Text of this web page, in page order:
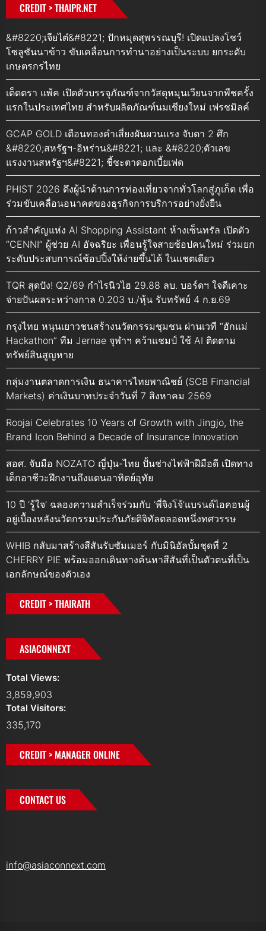
CREDIT > THAIPR.NET
&#8220;เจียไต๋&#8221; ปักหมุดสุพรรณบุรี! เปิดแปลงโชว์
โซลูชันนาข้าว ขับเคลื่อนการทำนาอย่างเป็นระบบ ยกระดับ
เกษตรกรไทย
เต็ดตรา แพ้ค เปิดตัวบรรจุภัณฑ์จากวัสดุหมุนเวียนจากพืชครั้ง
แรกในประเทศไทย สำหรับผลิตภัณฑ์นมเชียงใหม่ เฟรชมิลค์
GCAP GOLD เตือนทองคำเสี่ยงผันผวนแรง จับตา 2 ศึก
&#8220;สหรัฐฯ-อิหร่าน&#8221; และ &#8220;ตัวเลข
แรงงานสหรัฐฯ&#8221; ชี้ชะตาดอกเบี้ยเฟด
PHIST 2026 ดึงผู้นำด้านการท่องเที่ยวจากทั่วโลกสู่ภูเก็ต เพื่อ
ร่วมขับเคลื่อนอนาคตของธุรกิจการบริการอย่างยั่งยืน
ก้าวสำคัญแห่ง AI Shopping Assistant ห้างเซ็นทรัล เปิดตัว
“CENNI” ผู้ช่วย AI อัจฉริยะ เพื่อนรู้ใจสายช้อปคนใหม่ ร่วมยก
ระดับประสบการณ์ช้อปปิ้งให้ง่ายขึ้นได้ ในแชตเดียว
TQR สุดปัง! Q2/69 กำไรนิวไฮ 29.88 ลบ. บอร์ดฯ ใจดีเคาะ
จ่ายปันผลระหว่างกาล 0.203 บ./หุ้น รับทรัพย์ 4 ก.ย.69
กรุงไทย หนุนเยาวชนสร้างนวัตกรรมชุมชน ผ่านเวที “ฮักแม่
Hackathon” ทีม Jernae จุฬาฯ คว้าแชมป์ ใช้ AI ติดตาม
ทรัพย์สินสูญหาย
กลุ่มงานตลาดการเงิน ธนาคารไทยพาณิชย์ (SCB Financial
Markets) ค่าเงินบาทประจำวันที่ 7 สิงหาคม 2569
Roojai Celebrates 10 Years of Growth with Jingjo, the
Brand Icon Behind a Decade of Insurance Innovation
สอศ. จับมือ NOZATO ญี่ปุ่น-ไทย ปั้นช่างไฟฟ้าฝีมือดี เปิดทาง
เด็กอาชีวะฝึกงานถึงแดนอาทิตย์อุทัย
10 ปี ‘รู้ใจ’ ฉลองความสำเร็จร่วมกับ ‘พี่จิงโจ้’แบรนด์ไอคอนผู้
อยู่เบื้องหลังนวัตกรรมประกันภัยดิจิทัลตลอดหนึ่งทศวรรษ
WHIB กลับมาสร้างสีสันรับซัมเมอร์ กับมินิอัลบั้มชุดที่ 2
CHERRY PIE พร้อมออกเดินทางค้นหาสีสันที่เป็นตัวตนที่เป็น
เอกลักษณ์ของตัวเอง
CREDIT > THAIRATH
ASIACONNEXT
Total Views:
3,859,903
Total Visitors:
335,170
CREDIT > MANAGER ONLINE
CONTACT US
info@asiaconnext.com